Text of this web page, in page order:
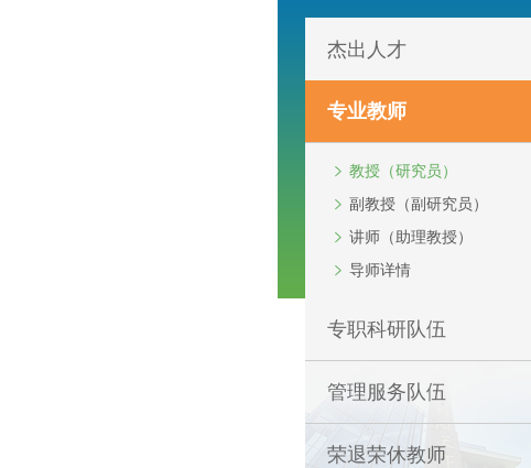
杰出人才
专业教师
教授（研究员）
副教授（副研究员）
讲师（助理教授）
导师详情
专职科研队伍
管理服务队伍
荣退荣休教师